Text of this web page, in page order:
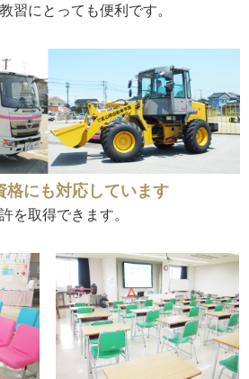
習にとっても便利です。
格にも対応しています
を取得できます。